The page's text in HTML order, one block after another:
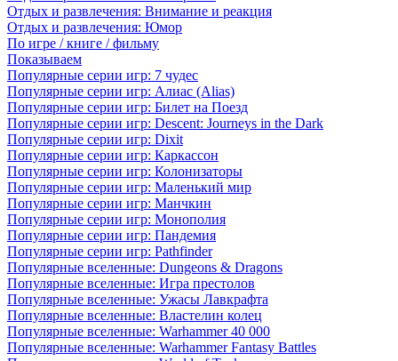
Отдых и развлечения: Внимание и реакция
Отдых и развлечения: Юмор
По игре / книге / фильму
Показываем
Популярные серии игр: 7 чудес
Популярные серии игр: Алиас (Alias)
Популярные серии игр: Билет на Поезд
Популярные серии игр: Descent: Journeys in the Dark
Популярные серии игр: Dixit
Популярные серии игр: Каркассон
Популярные серии игр: Колонизаторы
Популярные серии игр: Маленький мир
Популярные серии игр: Манчкин
Популярные серии игр: Монополия
Популярные серии игр: Пандемия
Популярные серии игр: Pathfinder
Популярные вселенные: Dungeons & Dragons
Популярные вселенные: Игра престолов
Популярные вселенные: Ужасы Лавкрафта
Популярные вселенные: Властелин колец
Популярные вселенные: Warhammer 40 000
Популярные вселенные: Warhammer Fantasy Battles